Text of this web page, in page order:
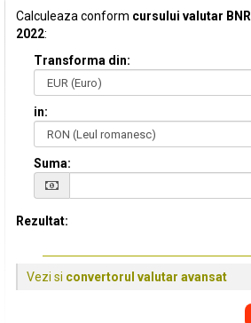
Calculeaza conform cursului valutar BNR
2022:
Transforma din:
in:
Suma:
Rezultat:
Vezi si convertorul valutar avansat